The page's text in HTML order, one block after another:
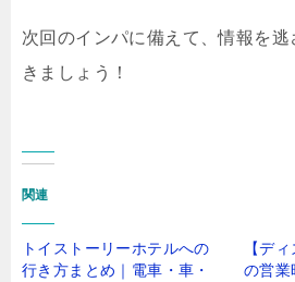
次回のインパに備えて、情報を
きましょう！
関連
トイストーリーホテルへの
行き方まとめ｜電車・車・
【デ
の営業